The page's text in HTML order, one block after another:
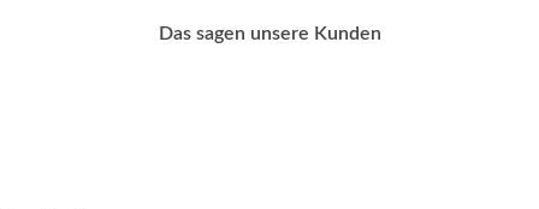
Das sagen unsere Kunden